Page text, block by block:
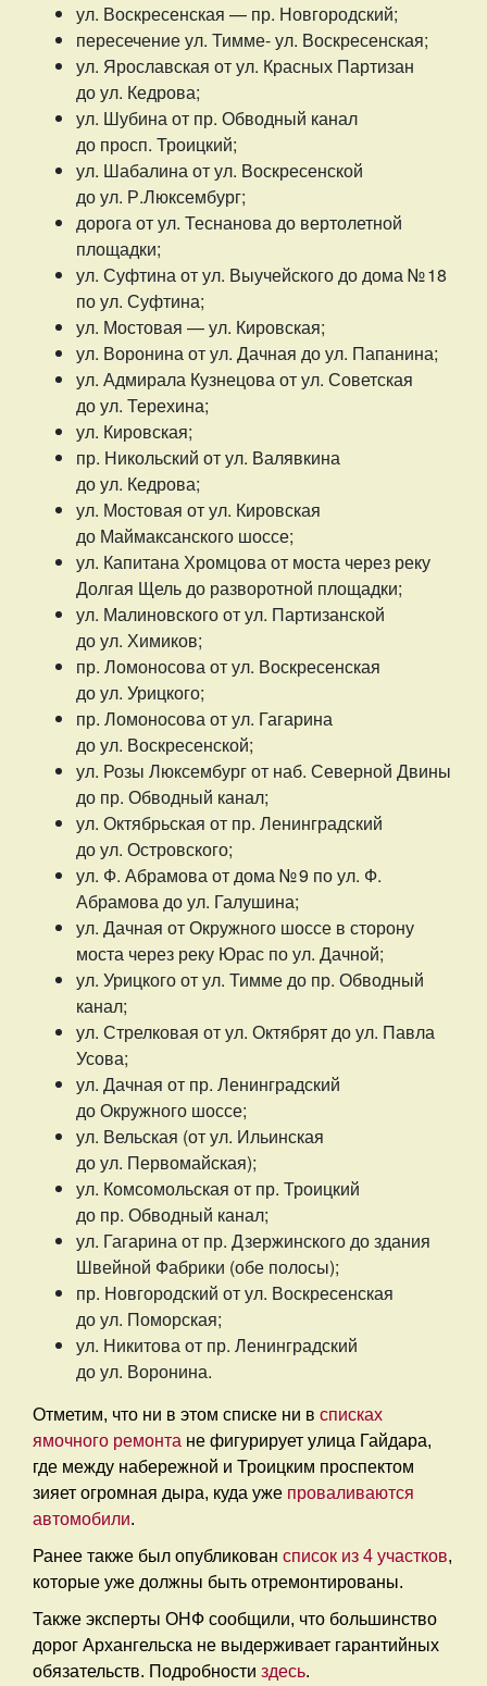
ул. Воскресенская — пр. Новгородский;
пересечение ул. Тимме- ул. Воскресенская;
ул. Ярославская от ул. Красных Партизан
до ул. Кедрова;
ул. Шубина от пр. Обводный канал
до просп. Троицкий;
ул. Шабалина от ул. Воскресенской
до ул. Р.Люксембург;
дорога от ул. Теснанова до вертолетной
площадки;
ул. Суфтина от ул. Выучейского до дома № 18
по ул. Суфтина;
ул. Мостовая — ул. Кировская;
ул. Воронина от ул. Дачная до ул. Папанина;
ул. Адмирала Кузнецова от ул. Советская
до ул. Терехина;
ул. Кировская;
пр. Никольский от ул. Валявкина
до ул. Кедрова;
ул. Мостовая от ул. Кировская
до Маймаксанского шоссе;
ул. Капитана Хромцова от моста через реку
Долгая Щель до разворотной площадки;
ул. Малиновского от ул. Партизанской
до ул. Химиков;
пр. Ломоносова от ул. Воскресенская
до ул. Урицкого;
пр. Ломоносова от ул. Гагарина
до ул. Воскресенской;
ул. Розы Люксембург от наб. Северной Двины
до пр. Обводный канал;
ул. Октябрьская от пр. Ленинградский
до ул. Островского;
ул. Ф. Абрамова от дома № 9 по ул. Ф.
Абрамова до ул. Галушина;
ул. Дачная от Окружного шоссе в сторону
моста через реку Юрас по ул. Дачной;
ул. Урицкого от ул. Тимме до пр. Обводный
канал;
ул. Стрелковая от ул. Октябрят до ул. Павла
Усова;
ул. Дачная от пр. Ленинградский
до Окружного шоссе;
ул. Вельская (от ул. Ильинская
до ул. Первомайская);
ул. Комсомольская от пр. Троицкий
до пр. Обводный канал;
ул. Гагарина от пр. Дзержинского до здания
Швейной Фабрики (обе полосы);
пр. Новгородский от ул. Воскресенская
до ул. Поморская;
ул. Никитова от пр. Ленинградский
до ул. Воронина.
Отметим, что ни в этом списке ни в списках
ямочного ремонта не фигурирует улица Гайдара,
где между набережной и Троицким проспектом
зияет огромная дыра, куда уже проваливаются
автомобили.
Ранее также был опубликован список из 4 участков,
которые уже должны быть отремонтированы.
Также эксперты ОНФ сообщили, что большинство
дорог Архангельска не выдерживает гарантийных
обязательств. Подробности здесь.